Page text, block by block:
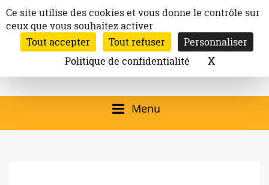
au
contenu
Ville de
Launaguet
Site officiel de la
Mairie de
Launaguet (31140)
qui présente la ville,
Inscription à la newsletter
Email:
Rechercher
Menu
Panneau de gestion des cookies
Ce site utilise des cookies et vous donne le contrôle sur
ceux que vous souhaitez activer
Tout accepter
Tout refuser
Personnaliser
Politique de confidentialité
XMasquer